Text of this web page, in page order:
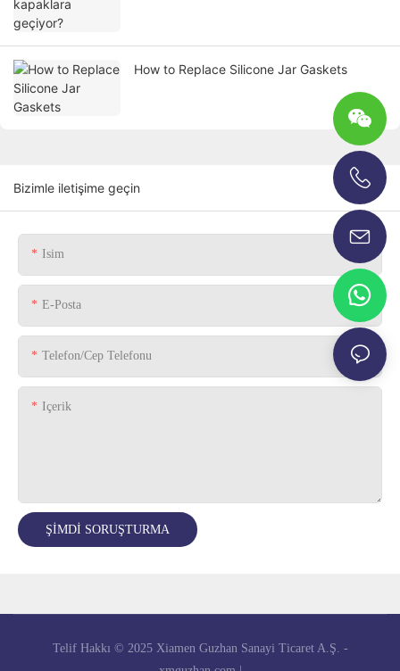
How to Replace Silicone Jar Gaskets
Bizimle iletişime geçin
Isim
E-Posta
Telefon/Cep Telefonu
Içerik
ŞIMDI SORUŞTURMA
Telif Hakkı © 2025 Xiamen Guzhan Sanayi Ticaret A.Ş. -